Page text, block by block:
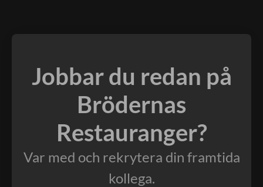
Jobbar du redan på
Brödernas
Restauranger?
Var med och rekrytera din framtida
kollega.